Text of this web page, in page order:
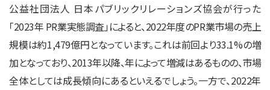
公益社団法人 日本パブリックリレーションズ協会が行った
「2023年 PR業実態調査」によると、2022年度のPR業市場の売上
規模は約1,479億円となっています。これは前回より33.1%の増
加となっており、2013年以降、年によって増減はあるものの、市場
全体としては成長傾向にあるといえるでしょう。一方で、2022年